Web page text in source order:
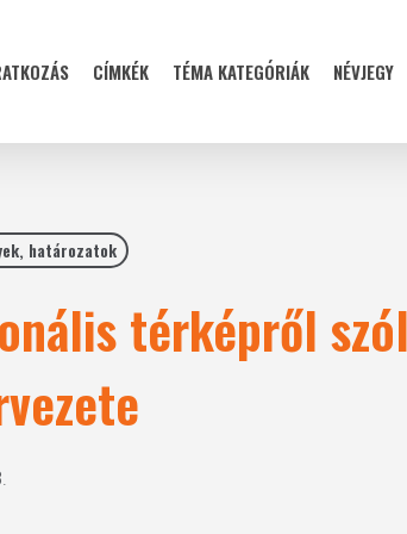
CÍMKÉK TÉMA KATEGÓRIÁK NÉVJEGY
határozatok
térképről